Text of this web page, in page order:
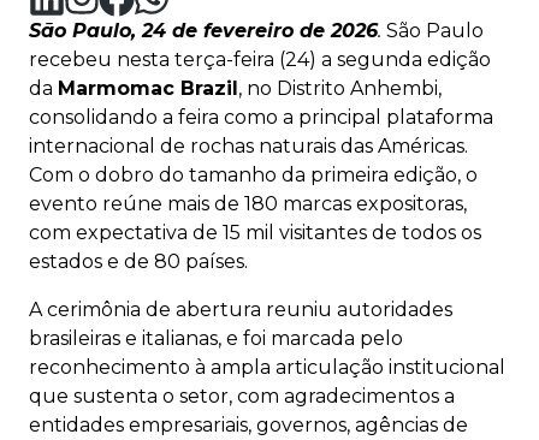
São Paulo, 24 de fevereiro de 2026. São Paulo
recebeu nesta terça-feira (24) a segunda edição
da Marmomac Brazil, no Distrito Anhembi,
consolidando a feira como a principal plataforma
internacional de rochas naturais das Américas.
Com o dobro do tamanho da primeira edição, o
evento reúne mais de 180 marcas expositoras,
com expectativa de 15 mil visitantes de todos os
estados e de 80 países.
A cerimônia de abertura reuniu autoridades
brasileiras e italianas, e foi marcada pelo
reconhecimento à ampla articulação institucional
que sustenta o setor, com agradecimentos a
entidades empresariais, governos, agências de